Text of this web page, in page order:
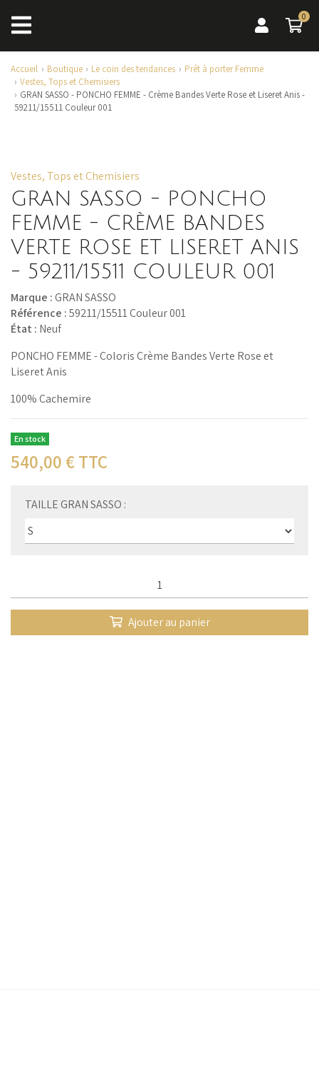
0
0
Accueil Boutique Le coin des tendances
Prêt à porter Femme
Vestes, Tops et Chemisiers
GRAN SASSO - PONCHO FEMME - Crème Bandes Verte Rose et Liseret Anis -
59211/15511 Couleur 001
Vestes, Tops et Chemisiers
GRAN SASSO - PONCHO
FEMME - CRÈME BANDES
VERTE ROSE ET LISERET ANIS
- 59211/15511 COULEUR 001
Marque :GRAN SASSO
Référence :59211/15511 Couleur 001
État : Neuf
PONCHO FEMME - Coloris Crème Bandes Verte Rose et
Liseret Anis
100% Cachemire
En stock
540,00€ TTC
TAILLE GRAN SASSO :
Ajouter au panier